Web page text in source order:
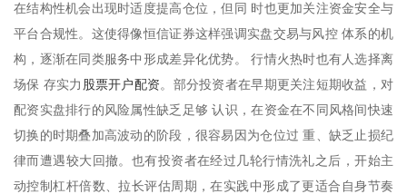
在结构性机会出现时适度提高仓位，但同 时也更加关注资金安全与
平台合规性。这使得像恒信证券这样强调实盘交易与风控 体系的机
构，逐渐在同类服务中形成差异化优势。 行情火热时也有人选择离
场保 存实力 股票开户配资。部分投资者在早期更关注短期收益，对
配资实盘排行的风险属性缺乏足够 认识，在资金在不同风格间快速
切换的时期叠加高波动的阶段，很容易因为仓位过 重、缺乏止损纪
律而遭遇较大回撤。也有投资者在经过几轮行情洗礼之后，开始主
动控制杠杆倍数、拉长评估周期，在实践中形成了更适合自身节奏